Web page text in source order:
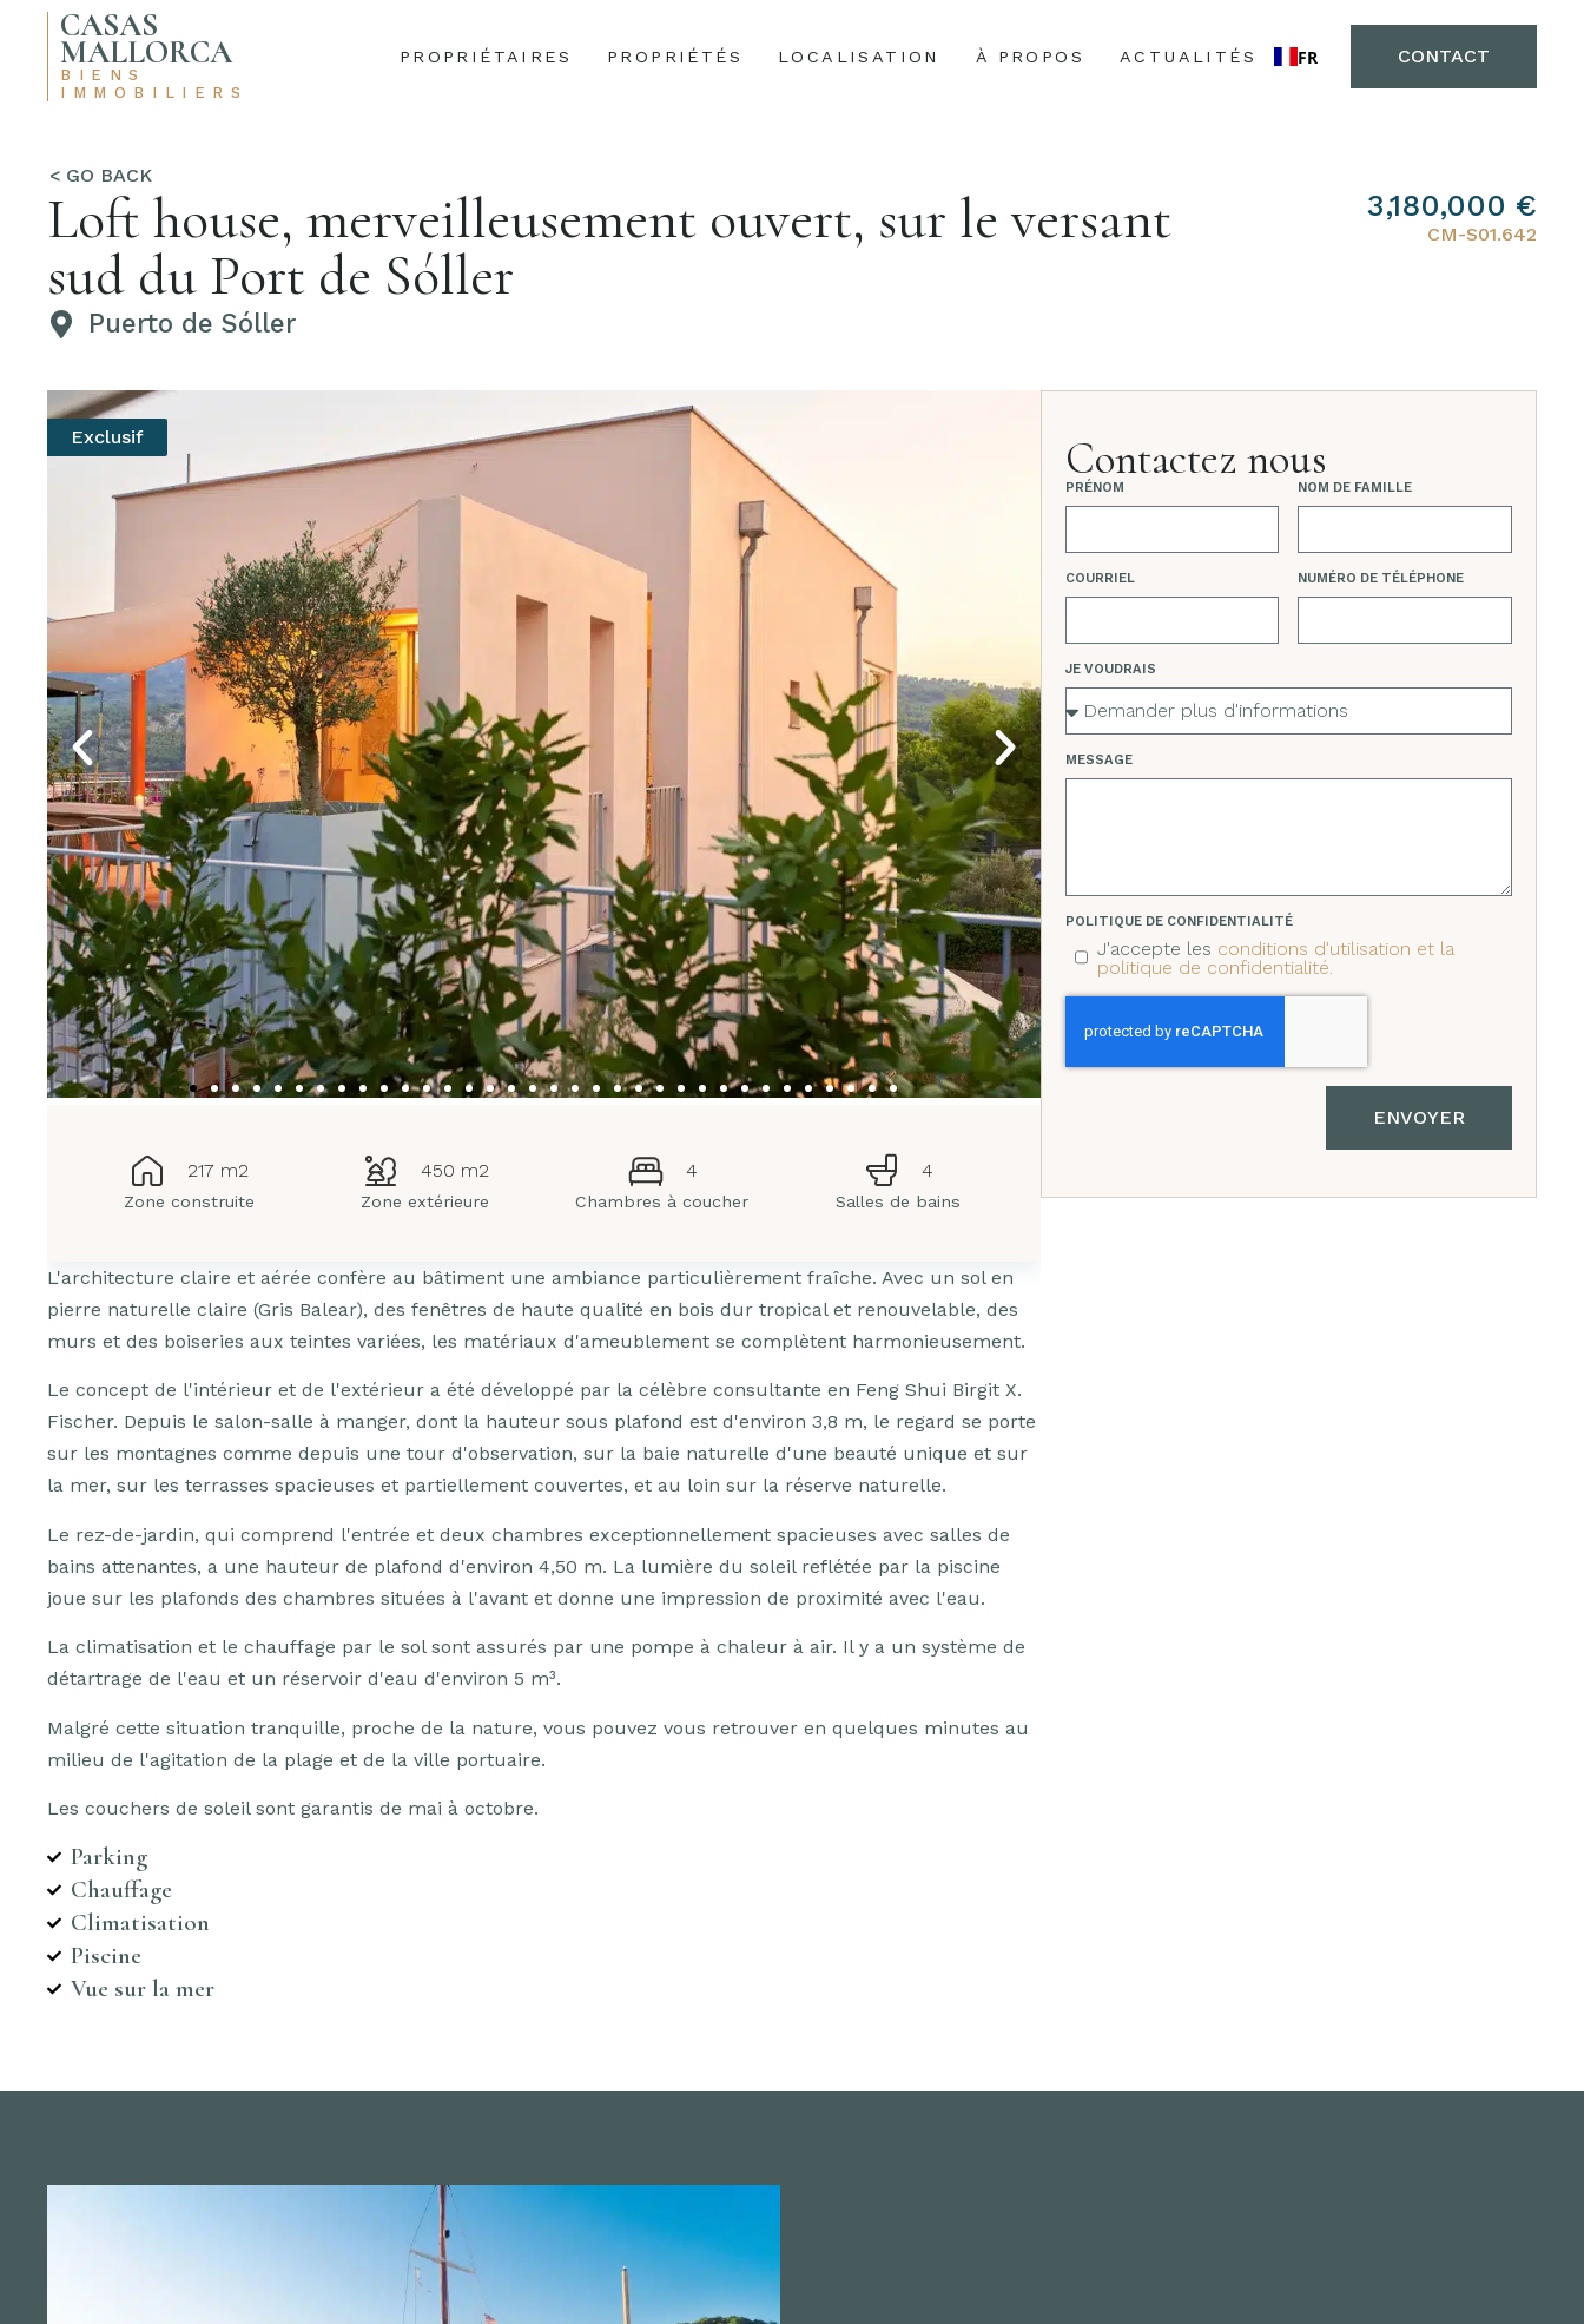
CASAS
MALLORCA
BIENS
IMMOBILIERS
PROPRIÉTAIRES PROPRIÉTÉS LOCALISATION À PROPOS ACTUALITÉS FR CONTACT
Loft house, merveilleusement ouvert, sur le versant
sud du Port de Sóller
Puerto de Sóller
3,180,000 €
CM-S01.642
Exclusif
217 m2
Zone construite
450 m2
Zone extérieure
4
Chambres à coucher
4
Salles de bains
L'architecture claire et aérée confère au bâtiment une ambiance particulièrement fraîche. Avec un sol en
pierre naturelle claire (Gris Balear), des fenêtres de haute qualité en bois dur tropical et renouvelable, des
murs et des boiseries aux teintes variées, les matériaux d'ameublement se complètent harmonieusement.
Le concept de l'intérieur et de l'extérieur a été développé par la célèbre consultante en Feng Shui Birgit X.
Fischer. Depuis le salon-salle à manger, dont la hauteur sous plafond est d'environ 3,8 m, le regard se porte
sur les montagnes comme depuis une tour d'observation, sur la baie naturelle d'une beauté unique et sur
la mer, sur les terrasses spacieuses et partiellement couvertes, et au loin sur la réserve naturelle.
Le rez-de-jardin, qui comprend l'entrée et deux chambres exceptionnellement spacieuses avec salles de
bains attenantes, a une hauteur de plafond d'environ 4,50 m. La lumière du soleil reflétée par la piscine
joue sur les plafonds des chambres situées à l'avant et donne une impression de proximité avec l'eau.
La climatisation et le chauffage par le sol sont assurés par une pompe à chaleur à air. Il y a un système de
détartrage de l'eau et un réservoir d'eau d'environ 5 m³.
Malgré cette situation tranquille, proche de la nature, vous pouvez vous retrouver en quelques minutes au
milieu de l'agitation de la plage et de la ville portuaire.
Les couchers de soleil sont garantis de mai à octobre.
Parking
Chauffage
Climatisation
Piscine
Vue sur la mer
Contactez nous
PRÉNOM NOM DE FAMILLE
COURRIEL NUMÉRO DE TÉLÉPHONE
JE VOUDRAIS
MESSAGE
POLITIQUE DE CONFIDENTIALITÉ
J'accepte les conditions d'utilisation et la
politique de confidentialité.
ENVOYER